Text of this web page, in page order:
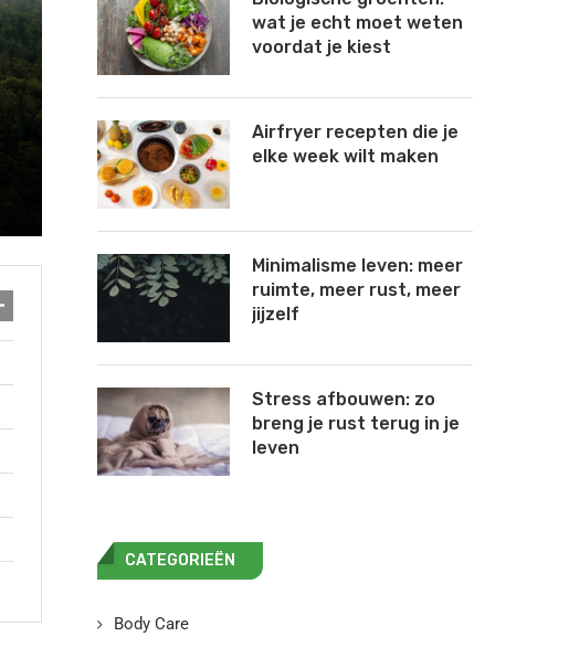
wat je echt moet weten
voordat je kiest
Airfryer recepten die je
elke week wilt maken
Minimalisme leven: meer
ruimte, meer rust, meer
jijzelf
Stress afbouwen: zo
breng je rust terug in je
leven
CATEGORIEËN
Body Care